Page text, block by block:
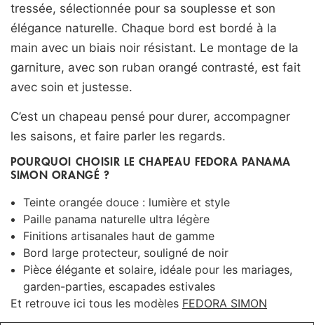
tressée, sélectionnée pour sa souplesse et son
élégance naturelle. Chaque bord est bordé à la
main avec un biais noir résistant. Le montage de la
garniture, avec son ruban orangé contrasté, est fait
avec soin et justesse.
C’est un chapeau pensé pour durer, accompagner
les saisons, et faire parler les regards.
POURQUOI CHOISIR LE CHAPEAU FEDORA PANAMA
SIMON ORANGÉ ?
Teinte orangée douce : lumière et style
Paille panama naturelle ultra légère
Finitions artisanales haut de gamme
Bord large protecteur, souligné de noir
Pièce élégante et solaire, idéale pour les mariages,
garden-parties, escapades estivales
Et retrouve ici tous les modèles FEDORA SIMON